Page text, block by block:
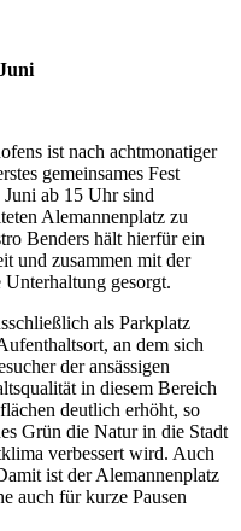
ist nach achtmonatiger
gemeinsames Fest
ab 15 Uhr sind
Alemannenplatz zu
Benders hält hierfür ein
und zusammen mit der
gesorgt.
als Parkplatz
an dem sich
der ansässigen
in diesem Bereich
deutlich erhöht, so
Grün die Natur in die Stadt
verbessert wird. Auch
ist der Alemannenplatz
auch für kurze Pausen